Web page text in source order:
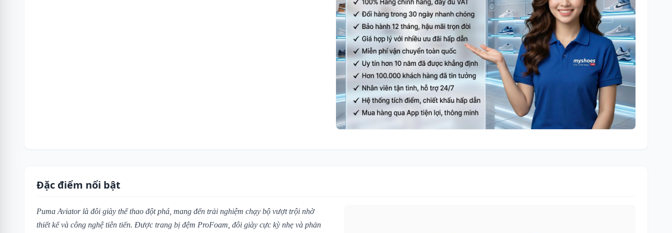
Đặc điểm nổi bật
Puma Aviator là đôi giày thể thao đột phá, mang đến trải nghiệm chạy bộ vượt trội nhờ
thiết kế và công nghệ tiên tiến. Được trang bị đệm ProFoam, đôi giày cực kỳ nhẹ và phản